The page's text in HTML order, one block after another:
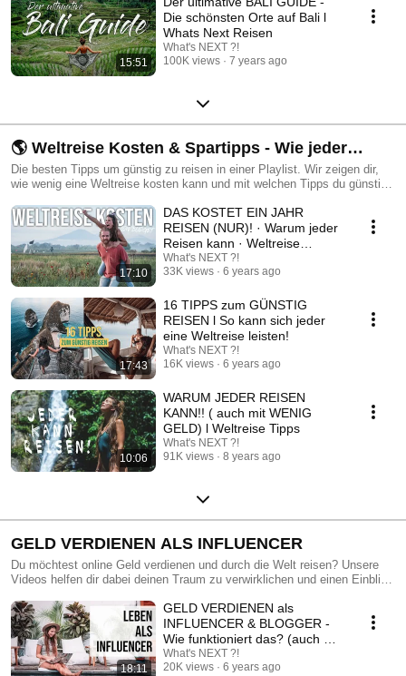
15:51
Die schönsten Orte auf Bali l
Whats Next Reisen
What's NEXT ?!
100K views
7 years ago
🌎 Weltreise Kosten & Spartipps - Wie jeder
Reisen kann! 💸
Die besten Tipps um günstig zu reisen in einer Playlist. Wir zeigen dir,
wie wenig eine Weltreise kosten kann und mit welchen Tipps du günstig
17:10
DAS KOSTET EIN JAHR
REISEN (NUR)! · Warum jeder
Reisen kann · Weltreise
Kosten!
What's NEXT ?!
33K views
6 years ago
17:43
16 TIPPS zum GÜNSTIG
REISEN l So kann sich jeder
eine Weltreise leisten!
What's NEXT ?!
16K views
6 years ago
10:06
WARUM JEDER REISEN
KANN!! ( auch mit WENIG
GELD) l Weltreise Tipps
What's NEXT ?!
91K views
8 years ago
GELD VERDIENEN ALS INFLUENCER
Du möchtest online Geld verdienen und durch die Welt reisen? Unsere
Videos helfen dir dabei deinen Traum zu verwirklichen und einen Einblick
Tipps&Tricks helfen dir dabei, dein eigenes Ortsunabhängiges Business
aufzubauen!
18:11
GELD VERDIENEN als
INFLUENCER & BLOGGER -
Wie funktioniert das? (auch mit
wenig Followern)
What's NEXT ?!
20K views
6 years ago